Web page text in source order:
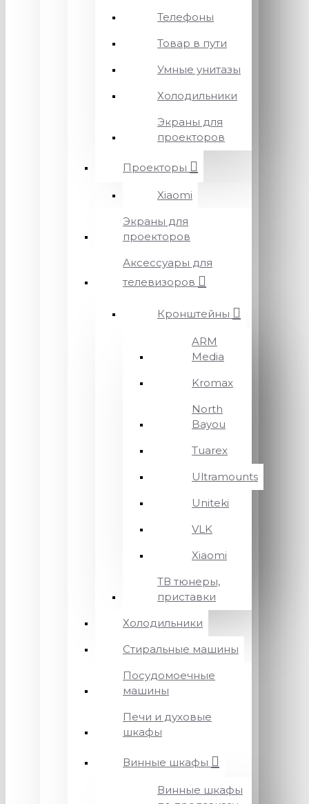
Телефоны
Товар в пути
Умные унитазы
Холодильники
Экраны для
проекторов
Проекторы
Xiaomi
Экраны для
проекторов
Аксессуары для
телевизоров
Кронштейны
ARM
Media
Kromax
North
Bayou
Tuarex
Ultramounts
Uniteki
VLK
Xiaomi
ТВ тюнеры,
приставки
Холодильники
Стиральные машины
Посудомоечные
машины
Печи и духовые
шкафы
Винные шкафы
Винные шкафы